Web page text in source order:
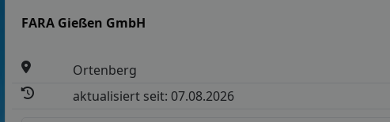
FARA Gießen GmbH
Ortenberg
aktualisiert seit: 07.08.2026